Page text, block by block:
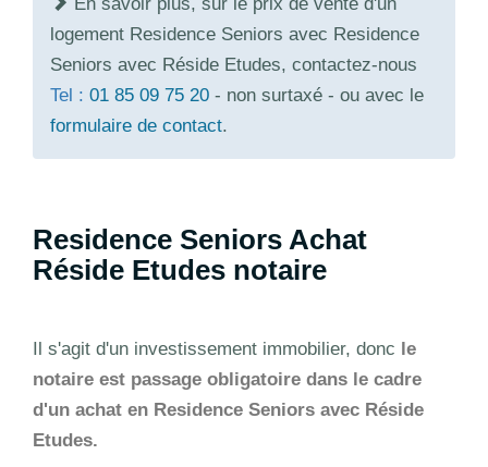
logement Residence Seniors avec Residence
Seniors avec Réside Etudes, contactez-nous
Tel : 01 85 09 75 20 - non surtaxé - ou avec le
formulaire de contact.
Residence Seniors Achat
Réside Etudes notaire
Il s'agit d'un investissement immobilier, donc le
notaire est passage obligatoire dans le cadre
d'un achat en Residence Seniors avec Réside
Etudes.